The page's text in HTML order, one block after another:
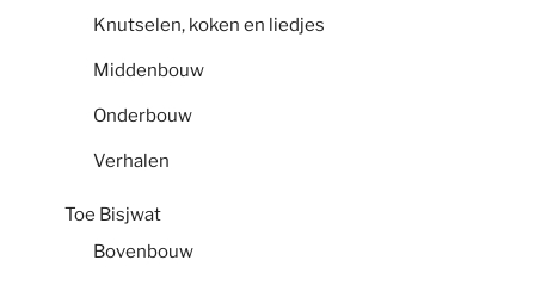
Knutselen, koken en liedjes
Middenbouw
Onderbouw
Verhalen
Toe Bisjwat
Bovenbouw